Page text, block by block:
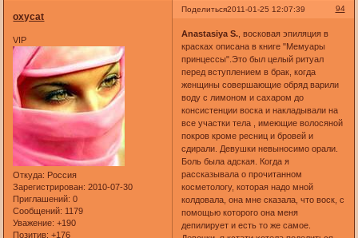
Поделиться 94
2011-01-25 12:07:39
oxycat
VIP
Откуда: Россия
Зарегистрирован: 2010-07-30
Приглашений: 0
Сообщений: 1179
Уважение: +190
Позитив: +176
Anastasiya S., восковая эпиляция в
красках описана в книге "Мемуары
принцессы".Это был целый ритуал
перед вступлением в брак, когда
женщины совершающие обряд варили
воду с лимоном и сахаром до
консистенции воска и накладывали на
все участки тела , имеющие волосяной
покров кроме ресниц и бровей и
сдирали. Девушки невыносимо орали.
Боль была адская. Когда я
рассказывала о прочитанном
косметологу, которая надо мной
колдовала, она мне сказала, что воск, с
помощью которого она меня
депилирует и есть то же самое.